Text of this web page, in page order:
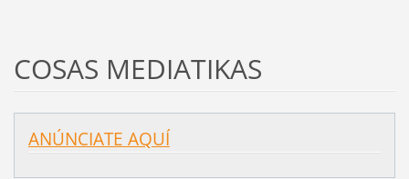
COSAS MEDIATIKAS
ANÚNCIATE AQUÍ